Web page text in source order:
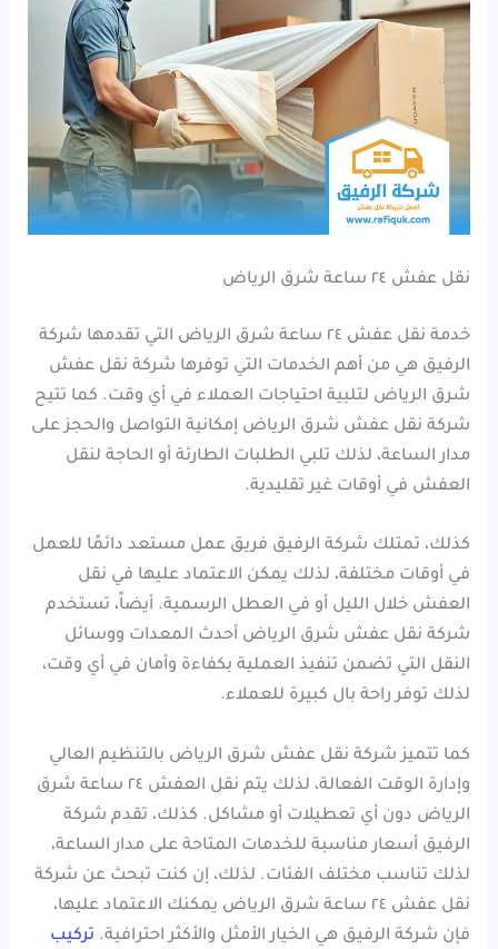
نقل عفش ٢٤ ساعة شرق الرياض
خدمة نقل عفش ٢٤ ساعة شرق الرياض التي تقدمها شركة
الرفيق هي من أهم الخدمات التي توفرها شركة نقل عفش
شرق الرياض لتلبية احتياجات العملاء في أي وقت. كما تتيح
شركة نقل عفش شرق الرياض إمكانية التواصل والحجز على
مدار الساعة، لذلك تلبي الطلبات الطارئة أو الحاجة لنقل
العفش في أوقات غير تقليدية.
كذلك، تمتلك شركة الرفيق فريق عمل مستعد دائمًا للعمل
في أوقات مختلفة، لذلك يمكن الاعتماد عليها في نقل
العفش خلال الليل أو في العطل الرسمية. أيضاً، تستخدم
شركة نقل عفش شرق الرياض أحدث المعدات ووسائل
النقل التي تضمن تنفيذ العملية بكفاءة وأمان في أي وقت،
لذلك توفر راحة بال كبيرة للعملاء.
كما تتميز شركة نقل عفش شرق الرياض بالتنظيم العالي
وإدارة الوقت الفعالة، لذلك يتم نقل العفش ٢٤ ساعة شرق
الرياض دون أي تعطيلات أو مشاكل. كذلك، تقدم شركة
الرفيق أسعار مناسبة للخدمات المتاحة على مدار الساعة،
لذلك تناسب مختلف الفئات. لذلك، إن كنت تبحث عن شركة
نقل عفش ٢٤ ساعة شرق الرياض يمكنك الاعتماد عليها،
فإن شركة الرفيق هي الخيار الأمثل والأكثر احترافية. تركيب